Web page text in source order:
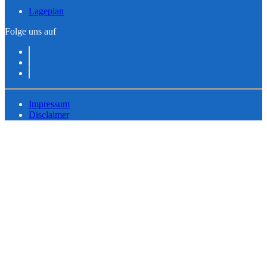
Lageplan
Folge uns auf
Impressum
Disclaimer